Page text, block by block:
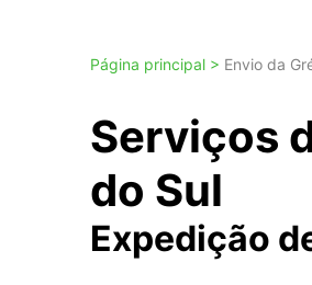
Página principal > Envio da
Serviços
do Sul
Expedição